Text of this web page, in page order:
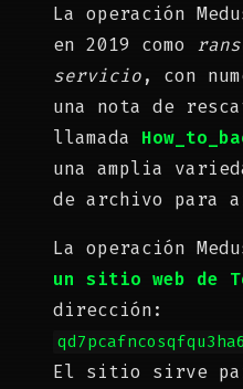
La operación
en 2019 como
servicio, con
una nota de
llamada
una amplia
de archivo para
La operación
un sitio web de
dirección:
El sitio sirve